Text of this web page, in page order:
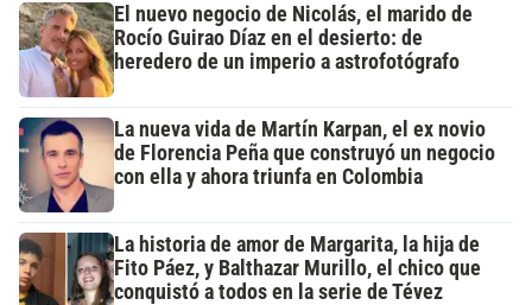
El nuevo negocio de Nicolás, el marido de
Rocío Guirao Díaz en el desierto: de
heredero de un imperio a astrofotógrafo
La nueva vida de Martín Karpan, el ex novio
de Florencia Peña que construyó un negocio
con ella y ahora triunfa en Colombia
La historia de amor de Margarita, la hija de
Fito Páez, y Balthazar Murillo, el chico que
conquistó a todos en la serie de Tévez